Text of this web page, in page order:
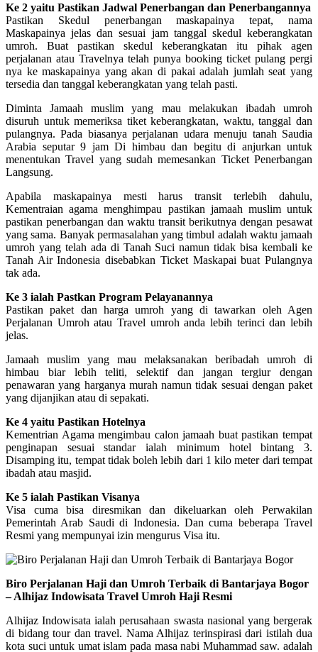
Ke 2 yaitu Pastikan Jadwal Penerbangan dan Penerbangannya
Pastikan Skedul penerbangan maskapainya tepat, nama
Maskapainya jelas dan sesuai jam tanggal skedul keberangkatan
umroh. Buat pastikan skedul keberangkatan itu pihak agen
perjalanan atau Travelnya telah punya booking ticket pulang pergi
nya ke maskapainya yang akan di pakai adalah jumlah seat yang
tersedia dan tanggal keberangkatan yang telah pasti.
Diminta Jamaah muslim yang mau melakukan ibadah umroh
disuruh untuk memeriksa tiket keberangkatan, waktu, tanggal dan
pulangnya. Pada biasanya perjalanan udara menuju tanah Saudia
Arabia seputar 9 jam Di himbau dan begitu di anjurkan untuk
menentukan Travel yang sudah memesankan Ticket Penerbangan
Langsung.
Apabila maskapainya mesti harus transit terlebih dahulu,
Kementraian agama menghimpau pastikan jamaah muslim untuk
pastikan penerbangan dan waktu transit berikutnya dengan pesawat
yang sama. Banyak permasalahan yang timbul adalah waktu jamaah
umroh yang telah ada di Tanah Suci namun tidak bisa kembali ke
Tanah Air Indonesia disebabkan Ticket Maskapai buat Pulangnya
tak ada.
Ke 3 ialah Pastkan Program Pelayanannya
Pastikan paket dan harga umroh yang di tawarkan oleh Agen
Perjalanan Umroh atau Travel umroh anda lebih terinci dan lebih
jelas.
Jamaah muslim yang mau melaksanakan beribadah umroh di
himbau biar lebih teliti, selektif dan jangan tergiur dengan
penawaran yang harganya murah namun tidak sesuai dengan paket
yang dijanjikan atau di sepakati.
Ke 4 yaitu Pastikan Hotelnya
Kementrian Agama mengimbau calon jamaah buat pastikan tempat
penginapan sesuai standar ialah minimum hotel bintang 3.
Disamping itu, tempat tidak boleh lebih dari 1 kilo meter dari tempat
ibadah atau masjid.
Ke 5 ialah Pastikan Visanya
Visa cuma bisa diresmikan dan dikeluarkan oleh Perwakilan
Pemerintah Arab Saudi di Indonesia. Dan cuma beberapa Travel
Resmi yang mempunyai izin mengurus Visa itu.
Biro Perjalanan Haji dan Umroh Terbaik di Bantarjaya Bogor
– Alhijaz Indowisata Travel Umroh Haji Resmi
Alhijaz Indowisata ialah perusahaan swasta nasional yang bergerak
di bidang tour dan travel. Nama Alhijaz terinspirasi dari istilah dua
kota suci untuk umat islam pada masa nabi Muhammad saw. adalah